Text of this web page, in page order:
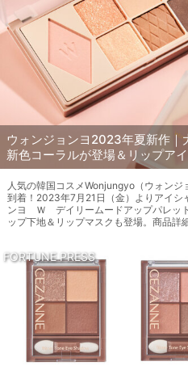
ウォンジョンヨ2023年夏新作｜
新色コーラルが登場＆リップア
人気の韓国コスメWonjungyo（ウォン
到着！2023年7月21日（金）よりアイシ
ンヨ Ｗ デイリームードアップパレッ
ップ下地＆リップマスクも登場。商品詳
FORTUNE PRESS